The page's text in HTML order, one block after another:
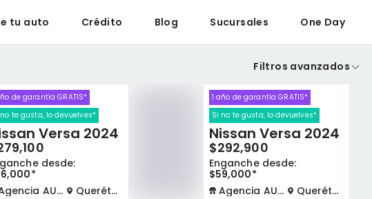
tu auto Crédito Blog Sucursales One Day
Filtros avanzados
de garantía GRATIS*
te gusta, lo devuelves*
Versa 2024
desde:
AUTOCOM
Querétaro
1 año de garantía GRATIS*
Si no te gusta, lo devuelves*
Nissan Versa 2024
$292,900
Enganche desde:
$59,000*
Agencia AUTOCOM
Querétaro